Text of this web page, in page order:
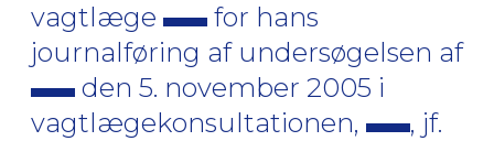
vagtlæge
for hans
journalføring af undersøgelsen af
den 5. november 2005 i
vagtlægekonsultationen,
, jf.